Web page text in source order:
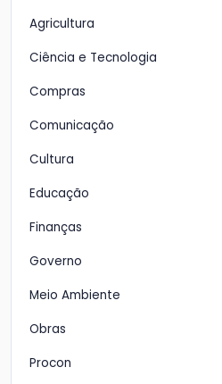
Agricultura
Ciência e Tecnologia
Compras
Comunicação
Cultura
Educação
Finanças
Governo
Meio Ambiente
Obras
Procon